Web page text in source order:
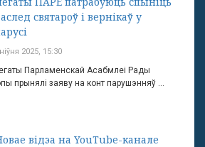
святароў і вернікаў у
2025, 15:30
Парламенскай Асабмлеі Рады
прынялі заяву на конт парушэнняў ...
відэа на YouTube-канале